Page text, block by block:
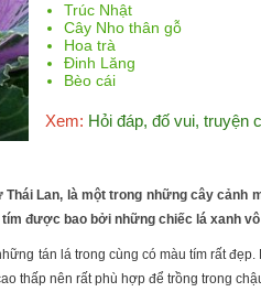
Trúc Nhật
Cây Nho thân gỗ
Hoa trà
Đinh Lăng
Bèo cái
Xem: Hỏi đáp, đố vui, truyện
Lan, là một trong những cây
được bao bởi những chiếc lá xanh
tán lá trong cùng có màu tím rất
thấp nên rất phù hợp để trồng trong